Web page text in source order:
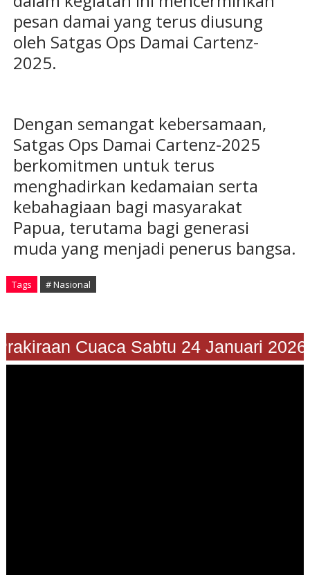
pesan damai yang terus diusung
oleh Satgas Ops Damai Cartenz-
2025.
Dengan semangat kebersamaan,
Satgas Ops Damai Cartenz-2025
berkomitmen untuk terus
menghadirkan kedamaian serta
kebahagiaan bagi masyarakat
Papua, terutama bagi generasi
muda yang menjadi penerus bangsa.
Tags # Nasional
Cuaca Sabtu 24 Januari 2026"